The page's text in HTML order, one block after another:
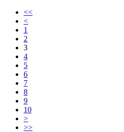
<<
<
1
2
3
4
5
6
7
8
9
10
>
>>